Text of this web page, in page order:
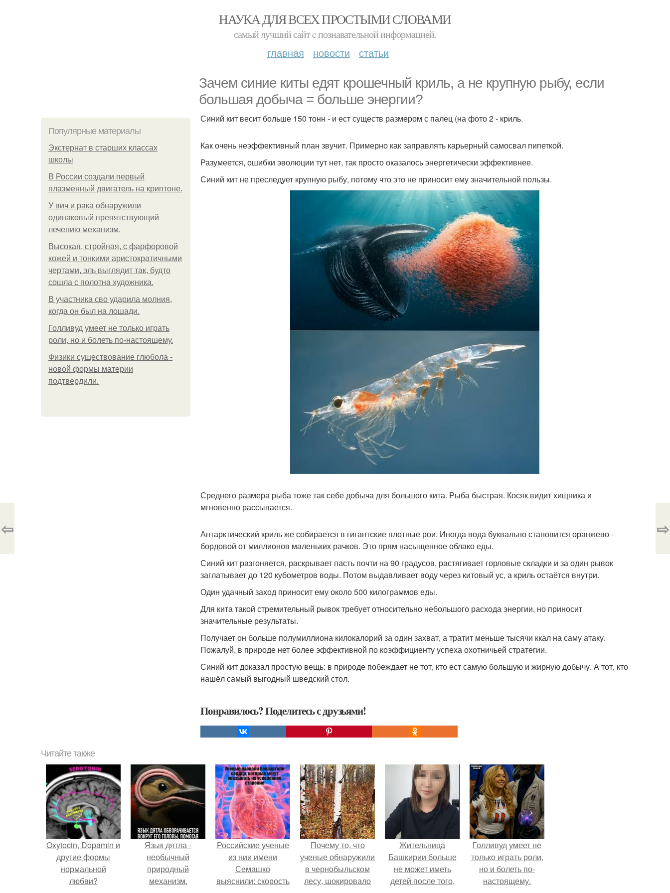
НАУКА ДЛЯ ВСЕХ ПРОСТЫМИ СЛОВАМИ
самый лучший сайт c познавательной информацией.
главная новости статьи
Зачем синие киты едят крошечный криль, а не крупную рыбу, если
большая добыча = больше энергии?
Популярные материалы
Экстернат в старших классах
школы
В России создали первый
плазменный двигатель на криптоне.
У вич и рака обнаружили
одинаковый препятствующий
лечению механизм.
Высокая, стройная, с фарфоровой
кожей и тонкими аристократичными
чертами, эль выглядит так, будто
сошла с полотна художника.
В участника сво ударила молния,
когда он был на лошади.
Голливуд умеет не только играть
роли, но и болеть по-настоящему.
Физики существование глюбола -
новой формы материи
подтвердили.
Синий кит весит больше 150 тонн - и ест существ размером с палец (на фото 2 - криль.
Как очень неэффективный план звучит. Примерно как заправлять карьерный самосвал пипеткой.
Разумеется, ошибки эволюции тут нет, так просто оказалось энергетически эффективнее.
Синий кит не преследует крупную рыбу, потому что это не приносит ему значительной пользы.
Среднего размера рыба тоже так себе добыча для большого кита. Рыба быстрая. Косяк видит хищника и
мгновенно рассыпается.
Антарктический криль же собирается в гигантские плотные рои. Иногда вода буквально становится оранжево -
бордовой от миллионов маленьких рачков. Это прям насыщенное облако еды.
Синий кит разгоняется, раскрывает пасть почти на 90 градусов, растягивает горловые складки и за один рывок
заглатывает до 120 кубометров воды. Потом выдавливает воду через китовый ус, а криль остаётся внутри.
Один удачный заход приносит ему около 500 килограммов еды.
Для кита такой стремительный рывок требует относительно небольшого расхода энергии, но приносит
значительные результаты.
Получает он больше полумиллиона килокалорий за один захват, а тратит меньше тысячи ккал на саму атаку.
Пожалуй, в природе нет более эффективной по коэффициенту успеха охотничьей стратегии.
Синий кит доказал простую вещь: в природе побеждает не тот, кто ест самую большую и жирную добычу. А тот, кто
нашёл самый выгодный шведский стол.
Понравилось? Поделитесь с друзьями!
⇦ ⇨
Читайте также
Oxytocin, Dopamin и
другие формы
нормальной
любви?
Язык дятла -
необычный
природный
механизм.
Российские ученые
из нии имени
Семашко
выяснили: скорость
Почему то, что
ученые обнаружили
в чернобыльском
лесу, шокировало
Жительница
Башкирии больше
не может иметь
детей после того,
Голливуд умеет не
только играть роли,
но и болеть по-
настоящему.